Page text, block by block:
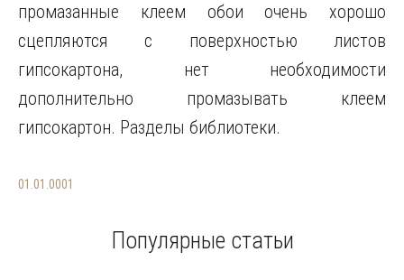
промазанные клеем обои очень хорошо
сцепляются с поверхностью листов
гипсокартона, нет необходимости
дополнительно промазывать клеем
гипсокартон. Разделы библиотеки.
01.01.0001
Популярные статьи